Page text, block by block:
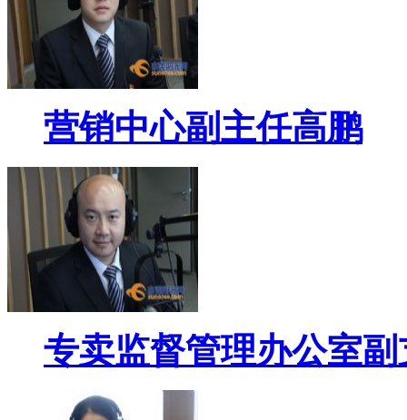
营销中心副主任高鹏
专卖监督管理办公室